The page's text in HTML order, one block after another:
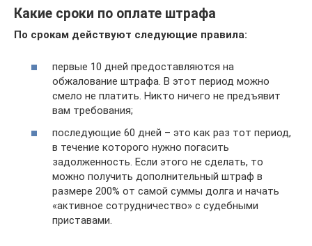
Какие сроки по оплате штрафа
По срокам действуют следующие правила:
первые 10 дней предоставляются на
обжалование штрафа. В этот период можно
смело не платить. Никто ничего не предъявит
вам требования;
последующие 60 дней – это как раз тот период,
в течение которого нужно погасить
задолженность. Если этого не сделать, то
можно получить дополнительный штраф в
размере 200% от самой суммы долга и начать
«активное сотрудничество» с судебными
приставами.